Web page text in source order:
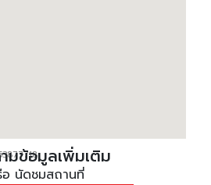
มข้อมูลเพิ่มเติม
อ นัดชมสถานที่